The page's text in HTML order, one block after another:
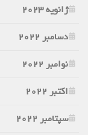
ژانویه 2023
دسامبر 2022
نوامبر 2022
اکتبر 2022
سپتامبر 2022